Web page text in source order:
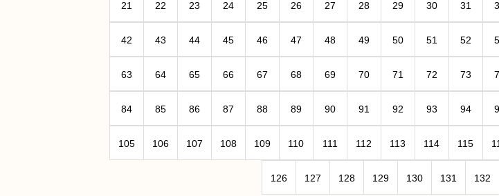
21 22 23 24 25 26 27 28 29 30 31
42 43 44 45 46 47 48 49 50 51 52
63 64 65 66 67 68 69 70 71 72 73
84 85 86 87 88 89 90 91 92 93 94
105 106 107 108 109 110 111 112 113 114 115
126 127 128 129 130 131 132